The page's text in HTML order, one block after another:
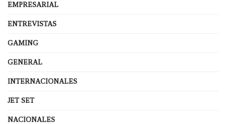
EMPRESARIAL
ENTREVISTAS
GAMING
GENERAL
INTERNACIONALES
JET SET
NACIONALES